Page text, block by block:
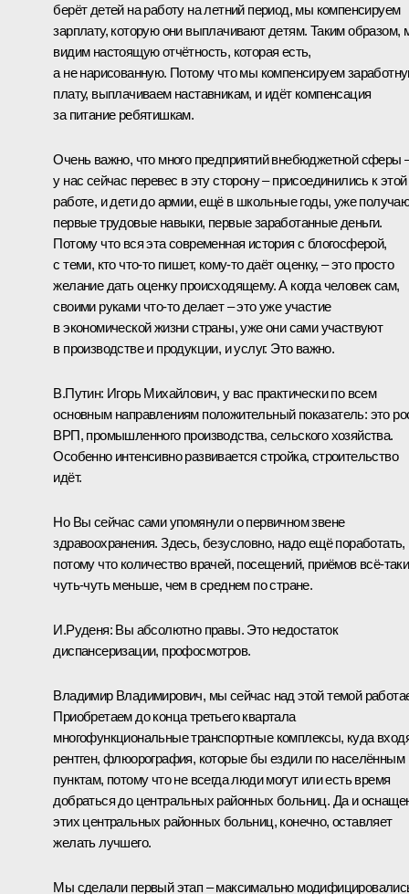
берёт детей на работу на летний период, мы компенсируем
зарплату, которую они выплачивают детям. Таким образом,
видим настоящую отчётность, которая есть,
а не нарисованную. Потому что мы компенсируем
плату, выплачиваем наставникам, и идёт компенсация
за питание ребятишкам.
Очень важно, что много предприятий внебюджетной сферы
у нас сейчас перевес в эту сторону – присоединились к этой
работе, и дети до армии, ещё в школьные годы, уже
первые трудовые навыки, первые заработанные деньги.
Потому что вся эта современная история с блогосферой,
с теми, кто что-то пишет, кому-то даёт оценку, – это просто
желание дать оценку происходящему. А когда человек сам,
своими руками что-то делает – это уже участие
в экономической жизни страны, уже они сами участвуют
в производстве и продукции, и услуг. Это важно.
В.Путин: Игорь Михайлович, у вас практически по всем
основным направлениям положительный показатель: это
ВРП, промышленного производства, сельского хозяйства.
Особенно интенсивно развивается стройка, строительство
идёт.
Но Вы сейчас сами упомянули о первичном звене
здравоохранения. Здесь, безусловно, надо ещё поработать,
потому что количество врачей, посещений, приёмов всё-таки
чуть-чуть меньше, чем в среднем по стране.
И.Руденя: Вы абсолютно правы. Это недостаток
диспансеризации, профосмотров.
Владимир Владимирович, мы сейчас над этой темой
Приобретаем до конца третьего квартала
многофункциональные транспортные комплексы, куда
рентген, флюорография, которые бы ездили по населённым
пунктам, потому что не всегда люди могут или есть время
добраться до центральных районных больниц. Да и
этих центральных районных больниц, конечно, оставляет
желать лучшего.
Мы сделали первый этап – максимально